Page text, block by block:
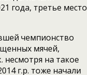
года, третье место
чемпионство
мячей,
несмотря на такое
г.р. тоже начали